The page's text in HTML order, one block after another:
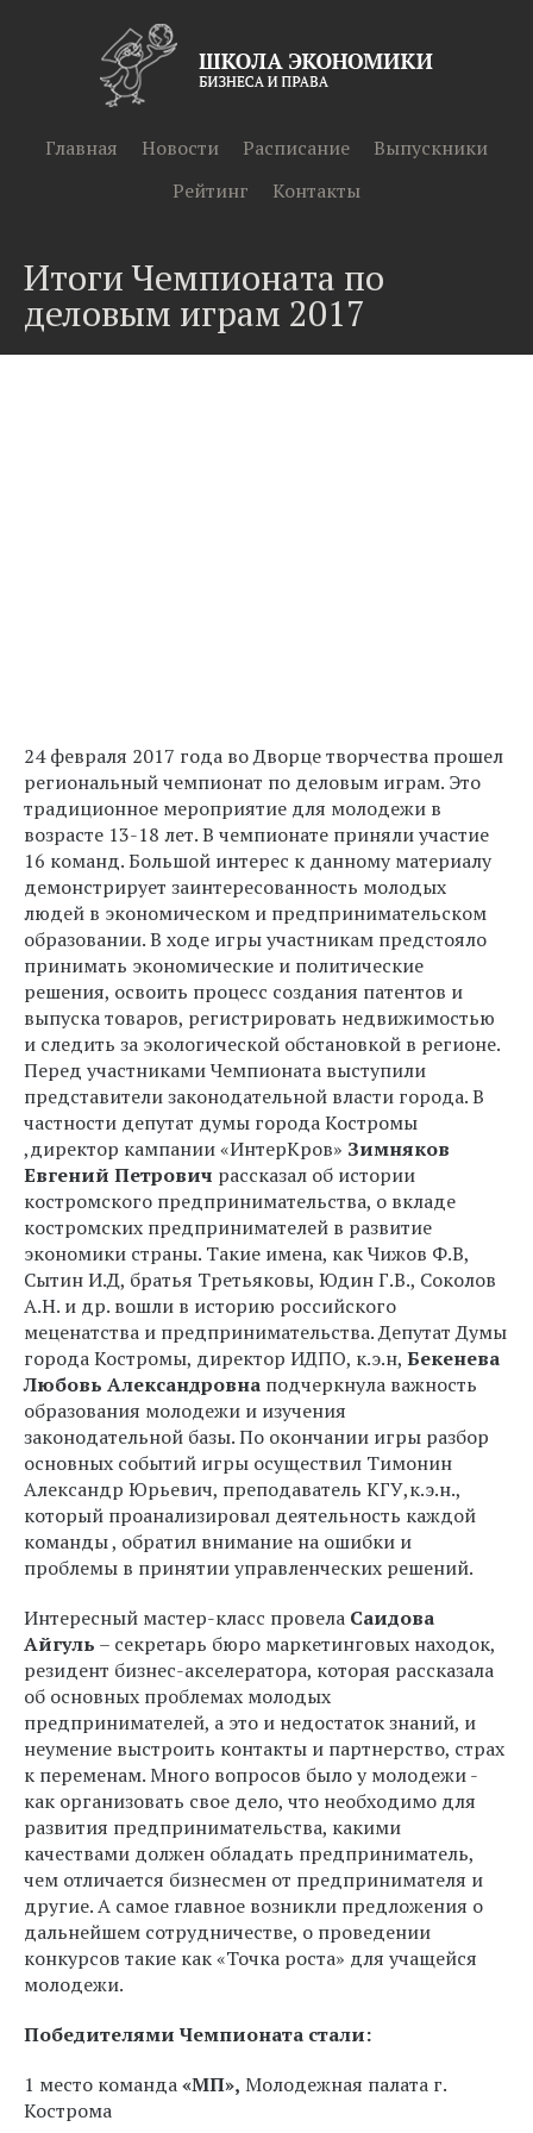
Главная Новости Расписание
Выпускники
Рейтинг
Контакты
Итоги Чемпионата по
деловым играм 2017
24 февраля 2017 года во Дворце творчества прошел
региональный чемпионат по деловым играм. Это
традиционное мероприятие для молодежи в
возрасте 13-18 лет. В чемпионате приняли участие
16 команд. Большой интерес к данному материалу
демонстрирует заинтересованность молодых
людей в экономическом и предпринимательском
образовании. В ходе игры участникам предстояло
принимать экономические и политические
решения, освоить процесс создания патентов и
выпуска товаров, регистрировать недвижимостью
и следить за экологической обстановкой в регионе.
Перед участниками Чемпионата выступили
представители законодательной власти города. В
частности депутат думы города Костромы
,директор кампании «ИнтерКров» Зимняков
Евгений Петрович рассказал об истории
костромского предпринимательства, о вкладе
костромских предпринимателей в развитие
экономики страны. Такие имена, как Чижов Ф.В,
Сытин И.Д, братья Третьяковы, Юдин Г.В., Соколов
А.Н. и др. вошли в историю российского
меценатства и предпринимательства. Депутат Думы
города Костромы, директор ИДПО, к.э.н, Бекенева
Любовь Александровна подчеркнула важность
образования молодежи и изучения
законодательной базы. По окончании игры разбор
основных событий игры осуществил Тимонин
Александр Юрьевич, преподаватель КГУ,к.э.н.,
который проанализировал деятельность каждой
команды , обратил внимание на ошибки и
проблемы в принятии управленческих решений.
Интересный мастер-класс провела Саидова
Айгуль – секретарь бюро маркетинговых находок,
резидент бизнес-акселератора, которая рассказала
об основных проблемах молодых
предпринимателей, а это и недостаток знаний, и
неумение выстроить контакты и партнерство, страх
к переменам. Много вопросов было у молодежи -
как организовать свое дело, что необходимо для
развития предпринимательства, какими
качествами должен обладать предприниматель,
чем отличается бизнесмен от предпринимателя и
другие. А самое главное возникли предложения о
дальнейшем сотрудничестве, о проведении
конкурсов такие как «Точка роста» для учащейся
молодежи.
Победителями Чемпионата стали:
1 место команда«МП», Молодежная палата г.
Кострома